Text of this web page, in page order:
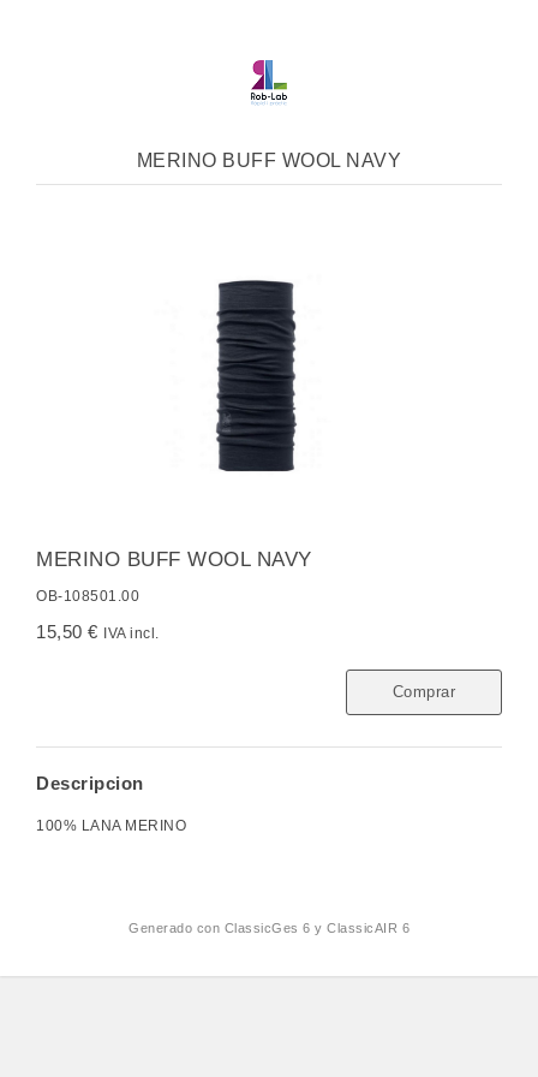
MERINO BUFF WOOL NAVY
MERINO BUFF WOOL NAVY
OB-108501.00
15,50 € IVA incl.
Comprar
Descripcion
100% LANA MERINO
Generado con ClassicGes 6 y ClassicAIR 6